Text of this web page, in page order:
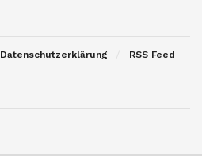
Datenschutzerklärung RSS Feed